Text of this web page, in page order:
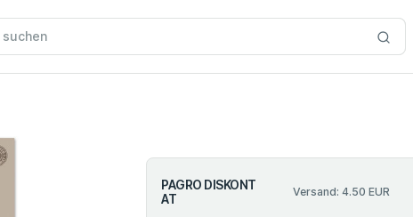
PAGRO DISKONT
AT
Versand: 4.50 EUR